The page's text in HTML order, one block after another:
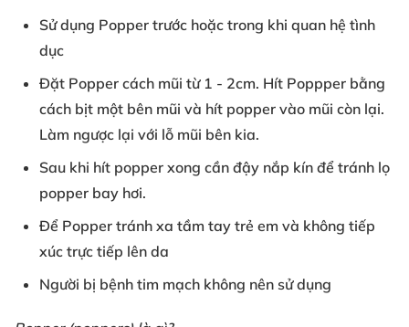
Sử dụng Popper trước hoặc trong khi quan hệ tình
dục
Đặt Popper cách mũi từ1 - 2cm. Hít Poppper bằng
cách bịt một bên mũi và hít popper vào mũi còn lại.
Làm ngược lại với lỗ mũi bên kia.
Sau khi hít popper xong cần đậy nắp kín để tránh lọ
popper bay hơi.
Để Popper tránh xa tầm tay trẻ em và không tiếp
xúc trực tiếp lên da
Người bị bệnh tim mạch không nên sử dụng